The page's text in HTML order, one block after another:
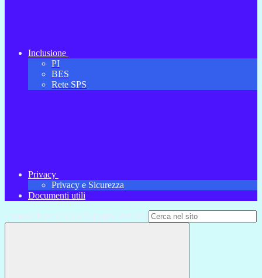
Inclusione
PI
BES
Rete SPS
Privacy
Privacy e Sicurezza
Documenti utili
Campo di ricerca per le pagine del sito